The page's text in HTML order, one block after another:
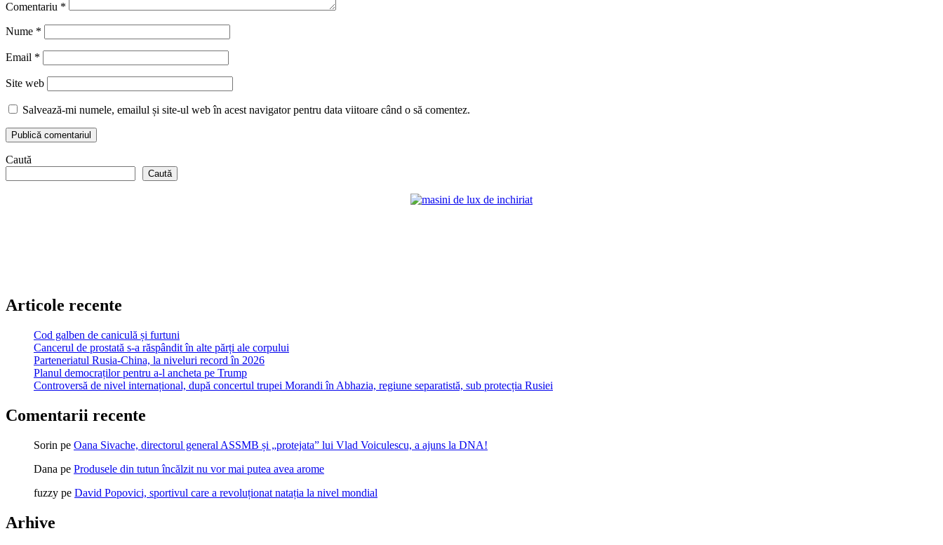
Comentariu *
Nume *
Email *
Site web
Salvează-mi numele, emailul și site-ul web în acest navigator pentru data viitoare când o să comentez.
Caută
Caută
Articole recente
Cod galben de caniculă și furtuni
Cancerul de prostată s-a răspândit în alte părți ale corpului
Parteneriatul Rusia-China, la niveluri record în 2026
Planul democraților pentru a-l ancheta pe Trump
Controversă de nivel internațional, după concertul trupei Morandi în Abhazia, regiune separatistă, sub protecția Rusiei
Comentarii recente
Sorin pe Oana Sivache, directorul general ASSMB și „protejata” lui Vlad Voiculescu, a ajuns la DNA!
Dana pe Produsele din tutun încălzit nu vor mai putea avea arome
fuzzy pe David Popovici, sportivul care a revoluționat natația la nivel mondial
Arhive